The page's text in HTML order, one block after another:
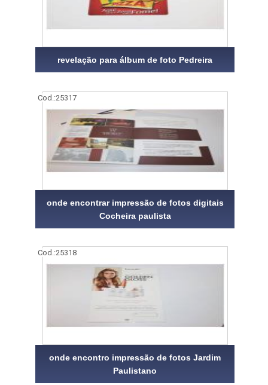
revelação para álbum de foto Pedreira
Cod.:25317
onde encontrar impressão de fotos digitais
Cocheira paulista
Cod.:25318
onde encontro impressão de fotos Jardim
Paulistano